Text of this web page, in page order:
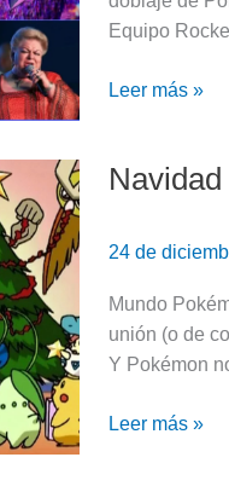
Equipo
del
Rocket
Leer más »
24 de
Mundo
unión (o de
Y Pokémon
Navidad
episodios
navideños
del
anime
Leer más »